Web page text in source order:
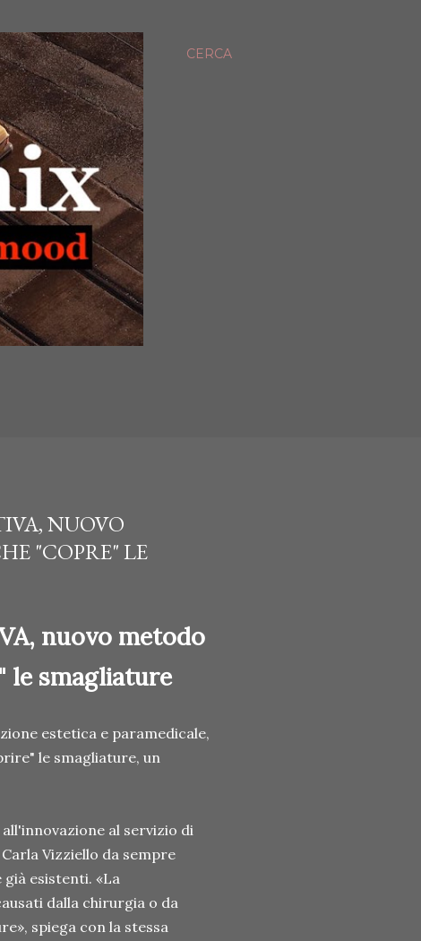
CERCA
NUOVO
"COPRE" LE
nuovo metodo
le smagliature
estetica e paramedicale,
le smagliature, un
al servizio di
Vizziello da sempre
esistenti. «La
dalla chirurgia o da
spiega con la stessa